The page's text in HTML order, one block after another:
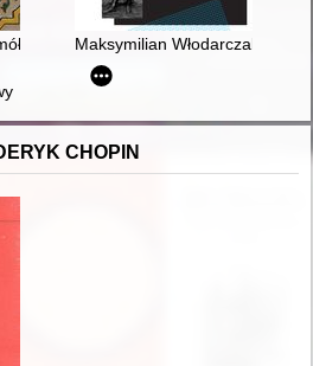
szklanych odnalezionych w
Maksymilian Włodarczak
CHOPIN